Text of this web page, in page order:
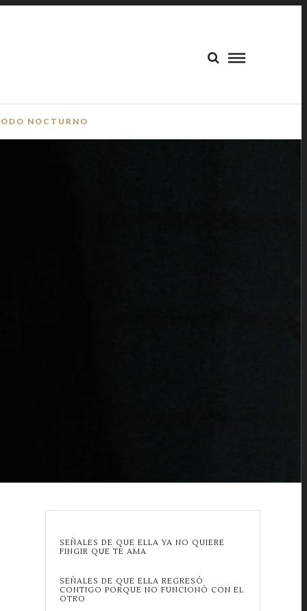
NOCTURNO
SEÑALES DE QUE ELLA YA NO QUIERE
FINGIR QUE TE AMA
SEÑALES DE QUE ELLA REGRESÓ
CONTIGO PORQUE NO FUNCIONÓ CON EL
OTRO